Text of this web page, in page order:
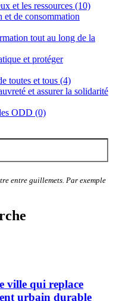
et les ressources (10)
et de consommation
tout au long de la
et protéger
toutes et tous (4)
et assurer la solidarité
ODD (0)
entre guillemets. Par exemple
ville qui replace
urbain durable